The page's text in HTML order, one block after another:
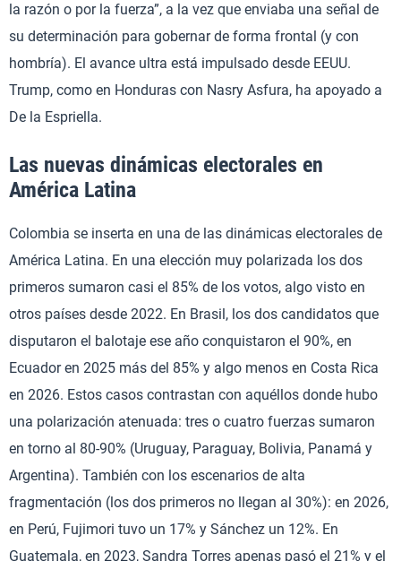
la razón o por la fuerza”, a la vez que enviaba una señal de
su determinación para gobernar de forma frontal (y con
hombría). El avance ultra está impulsado desde EEUU.
Trump, como en Honduras con Nasry Asfura, ha apoyado a
De la Espriella.
Las nuevas dinámicas electorales en
América Latina
Colombia se inserta en una de las dinámicas electorales de
América Latina. En una elección muy polarizada los dos
primeros sumaron casi el 85% de los votos, algo visto en
otros países desde 2022. En Brasil, los dos candidatos que
disputaron el balotaje ese año conquistaron el 90%, en
Ecuador en 2025 más del 85% y algo menos en Costa Rica
en 2026. Estos casos contrastan con aquéllos donde hubo
una polarización atenuada: tres o cuatro fuerzas sumaron
en torno al 80-90% (Uruguay, Paraguay, Bolivia, Panamá y
Argentina). También con los escenarios de alta
fragmentación (los dos primeros no llegan al 30%): en 2026,
en Perú, Fujimori tuvo un 17% y Sánchez un 12%. En
Guatemala, en 2023, Sandra Torres apenas pasó el 21% y el